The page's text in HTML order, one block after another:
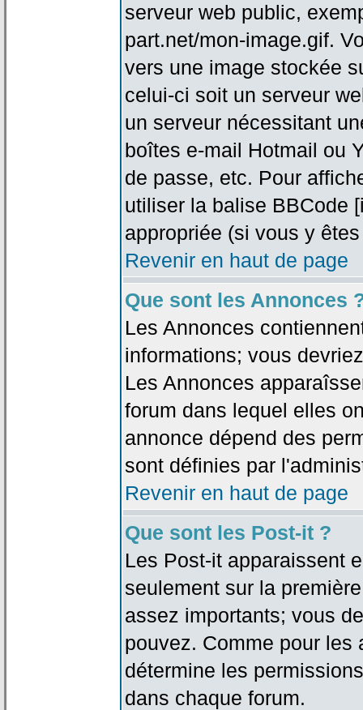
serveur web public,
part.net/mon-image.gif.
vers une image stockée
celui-ci soit un serveur
un serveur nécessitant
boîtes e-mail Hotmail ou
de passe, etc. Pour
utiliser la balise BBCode
appropriée (si vous y
Revenir en haut de page
Que sont les Annonces
Les Annonces
informations; vous
Les Annonces
forum dans lequel elles
annonce dépend des
sont définies par
Revenir en haut de page
Que sont les Post-it ?
Les Post-it apparaissent
seulement sur la
assez importants; vous
pouvez. Comme pour les
détermine les
dans chaque forum.